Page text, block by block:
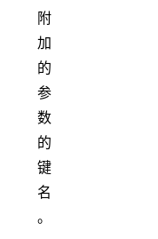
附
加
的
参
数
的
键
名
。